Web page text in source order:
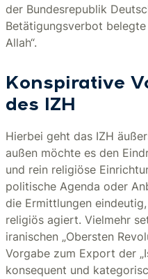
der Bundesrepublik
Betätigungsverbot
Allah“.
Konspirative
des IZH
Hierbei geht das IZH
außen möchte es den
und rein religiöse
politische Agenda oder
die Ermittlungen
religiös agiert. Vielmehr
iranischen „Obersten
Vorgabe zum Export der
konsequent und